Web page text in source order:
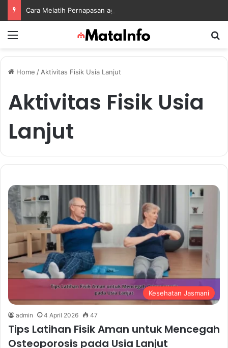
Home / Aktivitas Fisik Usia Lanjut
Aktivitas Fisik Usia
Lanjut
Kesehatan Jasmani
admin 4 April 2026 47
Tips Latihan Fisik Aman untuk Mencegah
Osteoporosis pada Usia Lanjut